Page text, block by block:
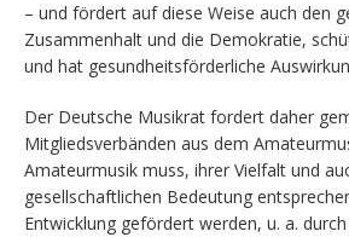
– und fördert auf diese Weise auch den
Zusammenhalt und die Demokratie,
und hat gesundheitsförderliche
Der Deutsche Musikrat fordert daher
Mitgliedsverbänden aus dem
Amateurmusik muss, ihrer Vielfalt und
gesellschaftlichen Bedeutung
Entwicklung gefördert werden, u. a.